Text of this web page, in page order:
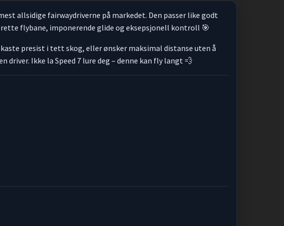
mest allsidige fairwaydriverne på markedet. Den passer like godt
flybane, imponerende glide og eksepsjonell kontroll 🎯
presist i tett skog, eller ønsker maksimal distanse uten å
Ikke la Speed 7 lure deg – denne kan fly langt 💨